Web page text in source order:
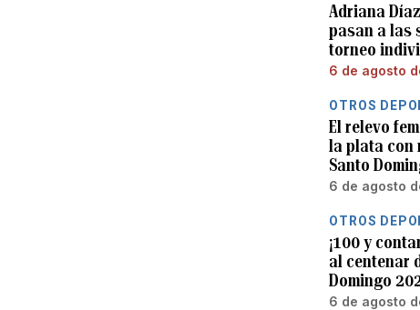
Adriana
pasan a las
torneo
6 de agosto
OTROS
El relevo
la plata con
Santo
6 de agosto
OTROS
¡100 y
al centenar
Domingo
6 de agosto